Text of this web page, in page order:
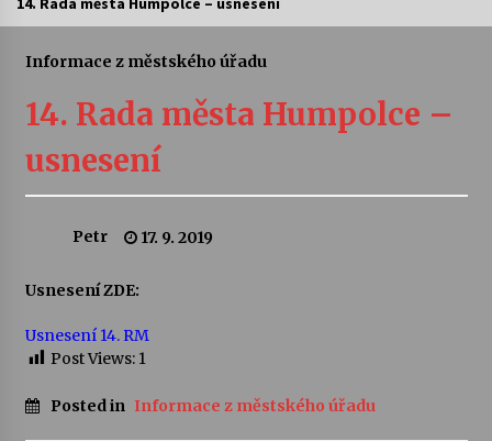
Sukuba Ensemble
Vernisáž výstavy Josefíny Duškové: Stávám se
kapkou
Veselí muzikanti
Pozvánka na integrační festival Quijotova
Letní koncerty ve Stromovce: Kolchoz a
Informace z městského úřadu
14. Rada města Humpolce –
usnesení
Petr 17. 9. 2019
Usnesení ZDE:
Usnesení 14. RM
Post Views: 1
Posted in Informace z městského úřadu